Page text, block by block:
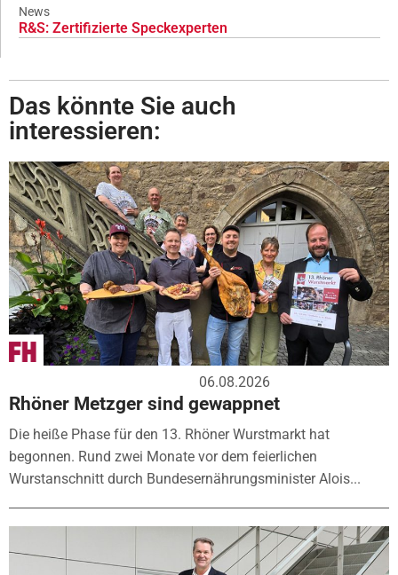
News
R&S: Zertifizierte Speckexperten
Das könnte Sie auch
interessieren:
06.08.2026
Rhöner Metzger sind gewappnet
Die heiße Phase für den 13. Rhöner Wurstmarkt hat
begonnen. Rund zwei Monate vor dem feierlichen
Wurstanschnitt durch Bundesernährungsminister Alois...